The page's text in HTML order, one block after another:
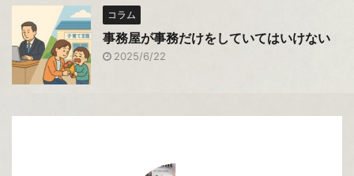
コラム
事務屋が事務だけをしていてはいけない
2025/6/22